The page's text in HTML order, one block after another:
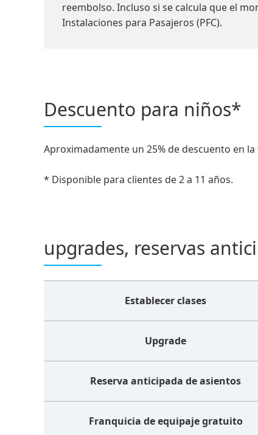
reembolso. Incluso si se calcula que el
Instalaciones para Pasajeros (PFC).
Descuento para niños*
Aproximadamente un 25% de descuento en
* Disponible para clientes de 2 a 11 años.
upgrades, reservas
Establecer clases
Upgrade
Reserva anticipada de asientos
Franquicia de equipaje gratuito